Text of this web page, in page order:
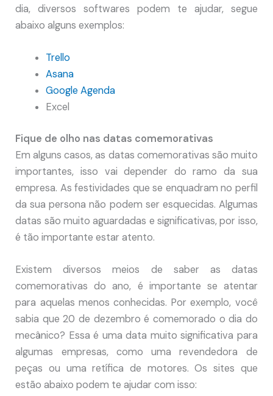
dia, diversos softwares podem te ajudar, segue
abaixo alguns exemplos:
Trello
Asana
Google Agenda
Excel
Fique de olho nas datas comemorativas
Em alguns casos, as datas comemorativas são muito
importantes, isso vai depender do ramo da sua
empresa. As festividades que se enquadram no perfil
da sua persona não podem ser esquecidas. Algumas
datas são muito aguardadas e significativas, por isso,
é tão importante estar atento.
Existem diversos meios de saber as datas
comemorativas do ano, é importante se atentar
para aquelas menos conhecidas. Por exemplo, você
sabia que 20 de dezembro é comemorado o dia do
mecânico? Essa é uma data muito significativa para
algumas empresas, como uma revendedora de
peças ou uma retífica de motores. Os sites que
estão abaixo podem te ajudar com isso: